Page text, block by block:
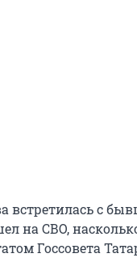
встретилась с
на СВО,
Госсовета